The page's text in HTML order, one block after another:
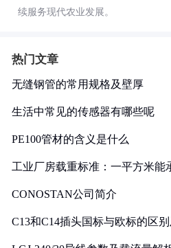
续服务现代农业发展。
热门文章
无缝钢管的常用规格及壁厚
生活中常见的传感器有哪些呢
PE100管材的含义是什么
工业厂房载重标准：一平方米能
CONOSTAN公司简介
C13和C14插头国标与欧标的区